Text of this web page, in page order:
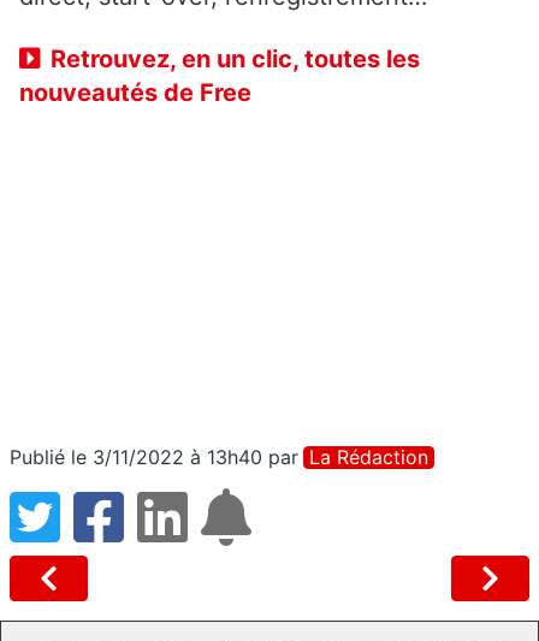
Retrouvez, en un clic, toutes les
nouveautés de Free
Publié le 3/11/2022 à 13h40 par La Rédaction